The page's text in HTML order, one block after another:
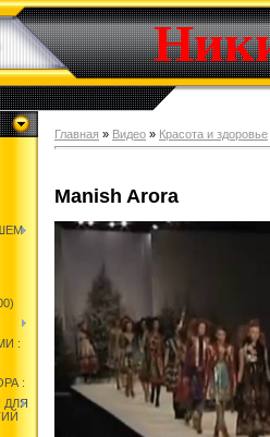
:
:
ДЛЯ
Главная » Видео » Красота и здоровье
Manish Arora